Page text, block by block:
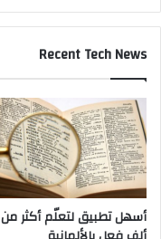
Recent Tech News